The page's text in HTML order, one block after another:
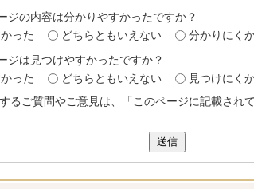
ジの内容は分かりやすかったですか？
った
どちらともいえない 分かりにく
ジは見つけやすかったですか？
った
どちらともいえない
見つけにく
るご質問やご意見は、「このページに記載され
送信